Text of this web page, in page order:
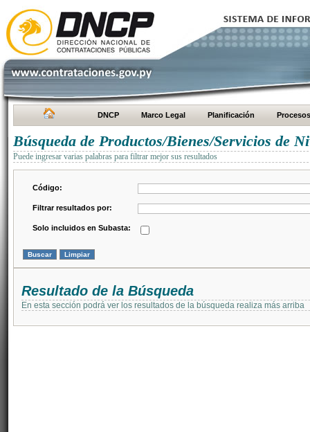
DNCP Marco Legal Planificación Procesos
Búsqueda de Productos/Bienes/Servicios de
Puede ingresar varias palabras para filtrar mejor sus resultados
Código:
Filtrar resultados por:
Solo incluidos en Subasta:
Resultado de la Búsqueda
En esta sección podrá ver los resultados de la búsqueda realiza más arriba